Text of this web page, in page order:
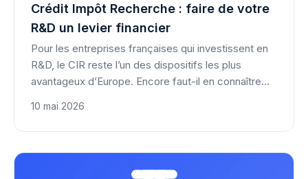
Crédit Impôt Recherche : faire de votre
R&D un levier financier
Pour les entreprises françaises qui investissent en
R&D, le CIR reste l’un des dispositifs les plus
avantageux d’Europe. Encore faut-il en connaître
10 mai 2026